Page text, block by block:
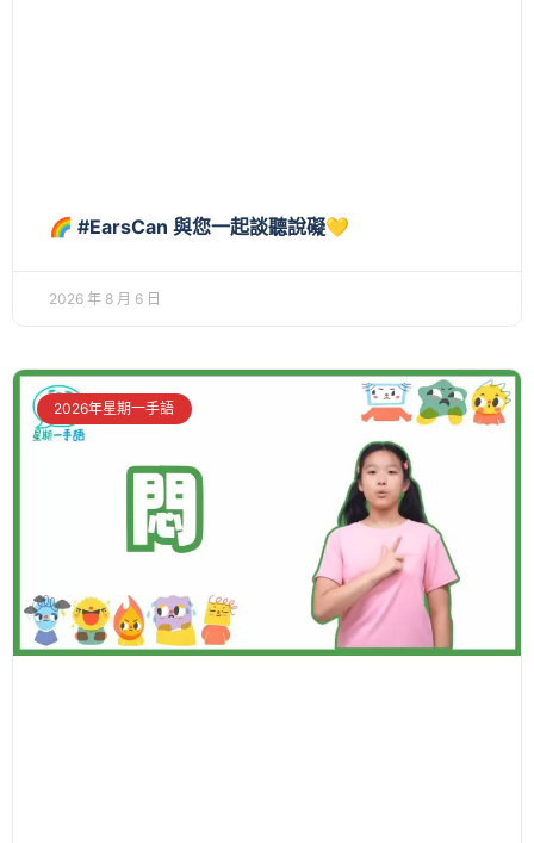
🌈 #EarsCan 與您一起談聽說礙💛
2026 年 8 月 6 日
2026年星期一手語